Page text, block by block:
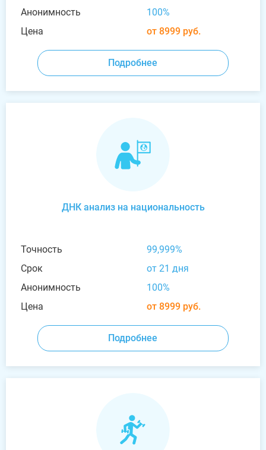
Анонимность
100%
Цена
от 8999 руб.
Подробнее
ДНК анализ на национальность
Точность
99,999%
Срок
от 21 дня
Анонимность
100%
Цена
от 8999 руб.
Подробнее